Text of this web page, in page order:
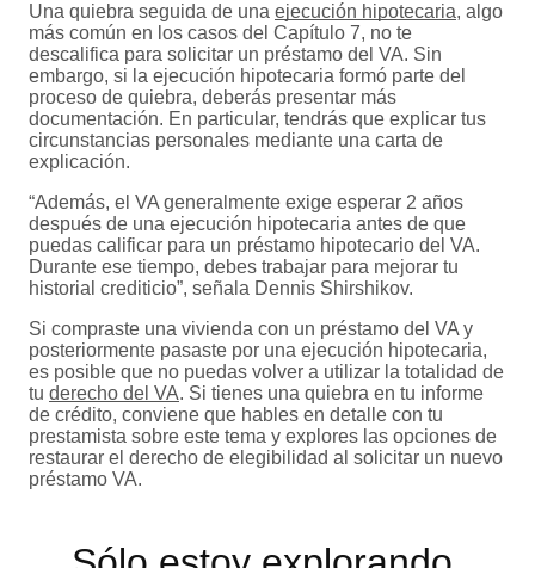
Una quiebra seguida de una ejecución hipotecaria, algo
más común en los casos del Capítulo 7, no te
descalifica para solicitar un préstamo del VA. Sin
embargo, si la ejecución hipotecaria formó parte del
proceso de quiebra, deberás presentar más
documentación. En particular, tendrás que explicar tus
circunstancias personales mediante una carta de
explicación.
“Además, el VA generalmente exige esperar 2 años
después de una ejecución hipotecaria antes de que
puedas calificar para un préstamo hipotecario del VA.
Durante ese tiempo, debes trabajar para mejorar tu
historial crediticio”, señala Dennis Shirshikov.
Si compraste una vivienda con un préstamo del VA y
posteriormente pasaste por una ejecución hipotecaria,
es posible que no puedas volver a utilizar la totalidad de
tu derecho del VA. Si tienes una quiebra en tu informe
de crédito, conviene que hables en detalle con tu
prestamista sobre este tema y explores las opciones de
restaurar el derecho de elegibilidad al solicitar un nuevo
préstamo VA.